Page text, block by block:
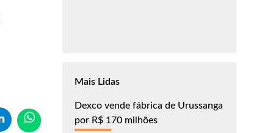
Mais Lidas
Dexco vende fábrica de Urussanga
por R$ 170 milhões